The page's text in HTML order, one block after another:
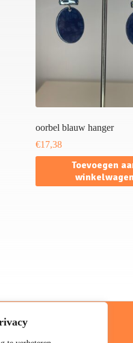
oorbel blauw hanger
€17,38
Toevoegen
Home